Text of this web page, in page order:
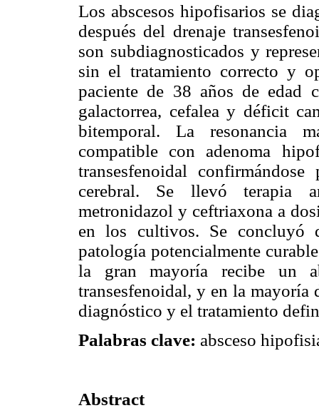
Los abscesos hipofisarios se
después del drenaje
son subdiagnosticados y
sin el tratamiento correcto y
paciente de 38 años de edad
galactorrea, cefalea y déficit
bitemporal. La resonancia
compatible con adenoma
transesfenoidal
cerebral. Se llevó terapia
metronidazol y ceftriaxona a
en los cultivos. Se concluyó
patología potencialmente
la gran mayoría recibe un
transesfenoidal, y en la mayoría
diagnóstico y el tratamiento
Palabras clave: absceso
Abstract